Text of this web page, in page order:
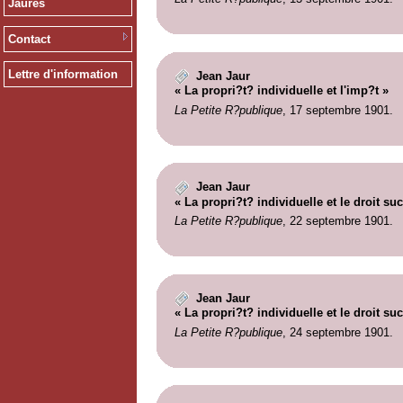
Jaurès
Contact
Lettre d'information
Jean Jaur
« La propri?t? individuelle et l'imp?t »
La Petite R?publique, 17 septembre 1901.
Jean Jaur
« La propri?t? individuelle et le droit
La Petite R?publique, 22 septembre 1901.
Jean Jaur
« La propri?t? individuelle et le droit
La Petite R?publique, 24 septembre 1901.